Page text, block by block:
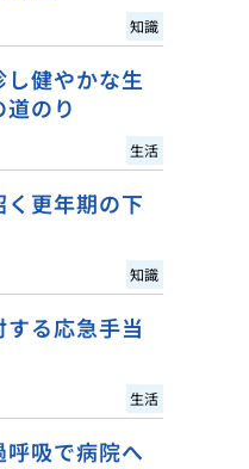
知識
健やかな生
のり
生活
く更年期の下
知識
る応急手当
生活
吸で病院へ